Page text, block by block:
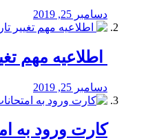
دسامبر 25, 2019
اطلاعیه مهم
دسامبر 25, 2019
کارت ورود به